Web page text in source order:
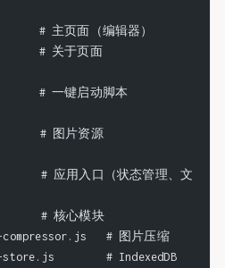
# 主页面（编辑器）
# 关于页面
# 一键启动脚本
# 图片资源
# 应用入口（状态管理、文
# 核心模块
# 图片压缩
# IndexedDB